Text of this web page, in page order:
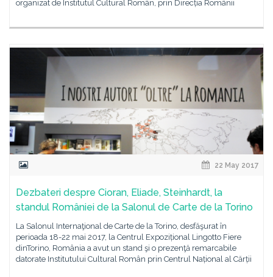
organizat de Institutul Cultural Român, prin Direcția Românii
22 May 2017
Dezbateri despre Cioran, Eliade, Steinhardt, la
standul României de la Salonul de Carte de la Torino
La Salonul Internaţional de Carte de la Torino, desfăşurat în
perioada 18-22 mai 2017, la Centrul Expozițional Lingotto Fiere
dinTorino, România a avut un stand şi o prezenţă remarcabile
datorate Institutului Cultural Român prin Centrul Național al Cărții